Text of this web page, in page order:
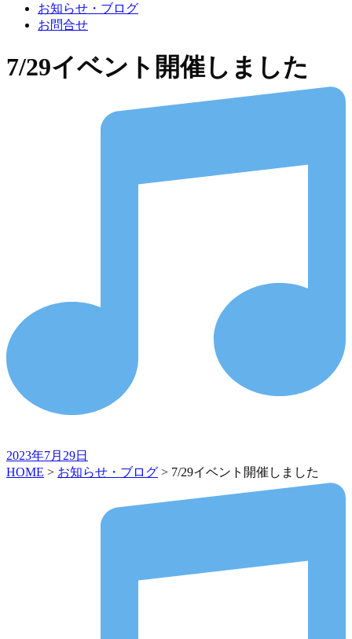
お知らせ・ブログ
お問合せ
7/29イベント開催しました
2023年7月29日
HOME > お知らせ・ブログ > 7/29イベント開催しました